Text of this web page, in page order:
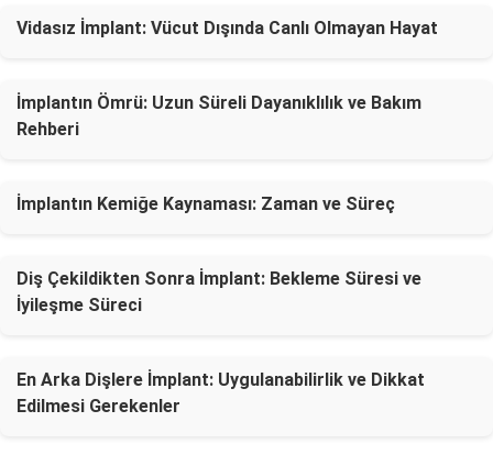
Vidasız İmplant: Vücut Dışında Canlı Olmayan Hayat
İmplantın Ömrü: Uzun Süreli Dayanıklılık ve Bakım
Rehberi
İmplantın Kemiğe Kaynaması: Zaman ve Süreç
Diş Çekildikten Sonra İmplant: Bekleme Süresi ve
İyileşme Süreci
En Arka Dişlere İmplant: Uygulanabilirlik ve Dikkat
Edilmesi Gerekenler